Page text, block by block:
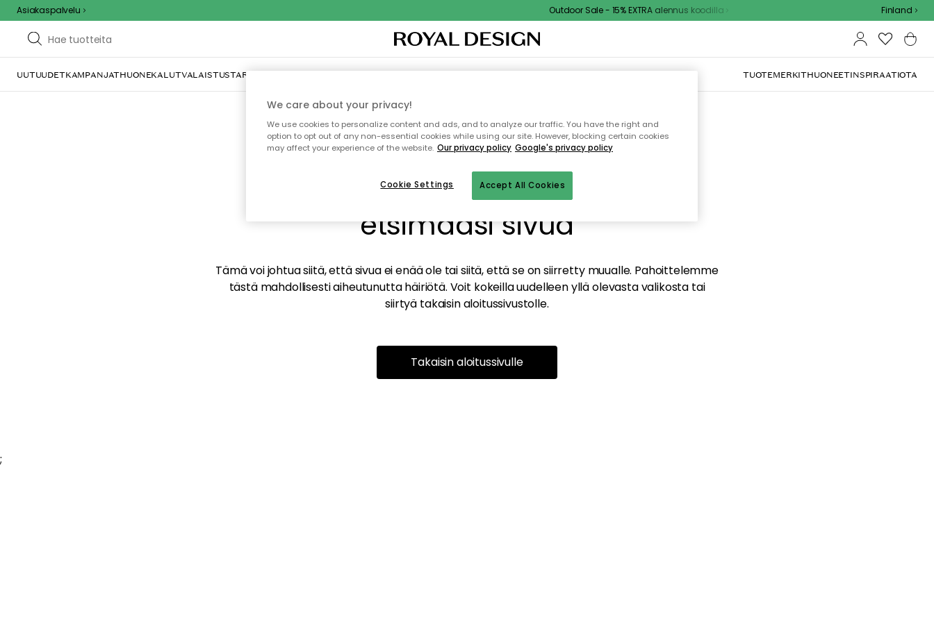
Asiakaspalvelu Outdoor Sale - 15% EXTRA alennus koodilla Finland
UUTUUDETKAMPANJATHUONEKALUTVALAISTUSTARJOILU JA KATTAUSSISUSTUSTEKSTIILIT & MATOTKEITTIÖSÄILYTYSULKOKALUSTEET TUOTEMERKITHUONEETINSPIRAATIOTA
Emme valitettavasti löydä
etsimääsi sivua
Tämä voi johtua siitä, että sivua ei enää ole tai siitä, että se on siirretty muualle. Pahoittelemme
tästä mahdollisesti aiheutunutta häiriötä. Voit kokeilla uudelleen yllä olevasta valikosta tai
siirtyä takaisin aloitussivustolle.
Takaisin aloitussivulle
;
We care about your privacy!
We use cookies to personalize content and ads, and to analyze our traffic. You have the right and
option to opt out of any non-essential cookies while using our site. However, blocking certain cookies
may affect your experience of the website. Our privacy policy Google's privacy policy
Accept All Cookies
Cookie Settings